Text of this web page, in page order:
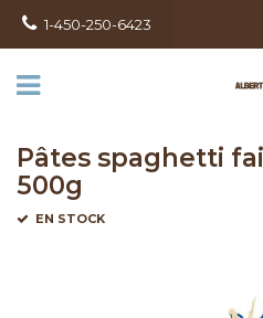
1-450-250-6423
Pâtes spaghetti
500g
EN STOCK